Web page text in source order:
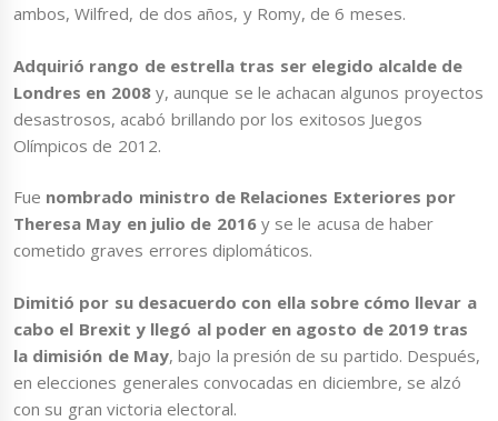
ambos, Wilfred, de dos años, y Romy, de 6 meses.
Adquirió rango de estrella tras ser elegido alcalde de
Londres en 2008y, aunque se le achacan algunos proyectos
desastrosos, acabó brillando por los exitosos Juegos
Olímpicos de 2012.
Fue nombrado ministro de Relaciones Exteriores por
Theresa May en julio de 2016y se le acusa de haber
cometido graves errores diplomáticos.
Dimitió por su desacuerdo con ella sobre cómo llevar a
cabo el Brexit y llegó al poder en agosto de 2019 tras
la dimisión de May, bajo la presión de su partido. Después,
en elecciones generales convocadas en diciembre, se alzó
con su gran victoria electoral.